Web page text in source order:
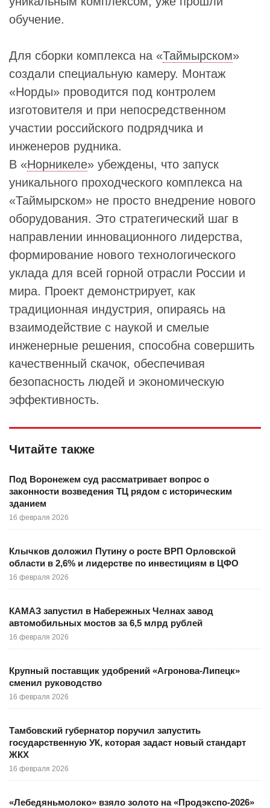
обучение.
Для сборки комплекса на «Таймырском»
создали специальную камеру. Монтаж
«Норды» проводится под контролем
изготовителя и при непосредственном
участии российского подрядчика и
инженеров рудника.
В «Норникеле» убеждены, что запуск
уникального проходческого комплекса на
«Таймырском» не просто внедрение нового
оборудования. Это стратегический шаг в
направлении инновационного лидерства,
формирование нового технологического
уклада для всей горной отрасли России и
мира. Проект демонстрирует, как
традиционная индустрия, опираясь на
взаимодействие с наукой и смелые
инженерные решения, способна совершить
качественный скачок, обеспечивая
безопасность людей и экономическую
эффективность.
Читайте также
Под Воронежем суд рассматривает вопрос о
законности возведения ТЦ рядом с историческим
зданием
16 февраля 2026
Клычков доложил Путину о росте ВРП Орловской
области в 2,6% и лидерстве по инвестициям в ЦФО
16 февраля 2026
КАМАЗ запустил в Набережных Челнах завод
автомобильных мостов за 6,5 млрд рублей
16 февраля 2026
Крупный поставщик удобрений «Агронова-Липецк»
сменил руководство
16 февраля 2026
Тамбовский губернатор поручил запустить
государственную УК, которая задаст новый стандарт
ЖКХ
16 февраля 2026
«Лебедяньмолоко» взяло золото на «Продэкспо-2026»